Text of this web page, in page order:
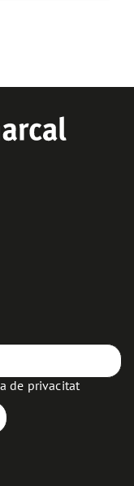
de privacitat